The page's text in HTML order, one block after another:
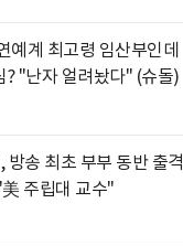
예계 최고령 임산부인데
? "난자 얼려놨다" (슈돌)
송 최초 부부 동반 출격
주립대 교수"